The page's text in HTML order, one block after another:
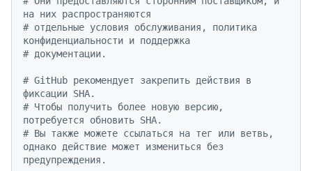
на них распространяются
# отдельные условия обслуживания, политика
конфиденциальности и поддержка
# документации.
# GitHub рекомендует закрепить действия в
фиксации SHA.
# Чтобы получить более новую версию,
потребуется обновить SHA.
# Вы также можете ссылаться на тег или ветвь,
однако действие может измениться без
предупреждения.